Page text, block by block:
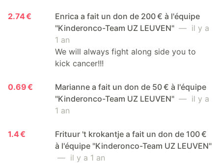
2.74 €
Enrica a fait un don de 200 € à l'équipe
"Kinderonco-Team UZ LEUVEN" — il y a
1 an
We will always fight along side you to
kick cancer!!!
0.69 €
Marianne a fait un don de 50 € à l'équipe
"Kinderonco-Team UZ LEUVEN" — il y a
1 an
1.4 €
Frituur 't krokantje a fait un don de 100 €
à l'équipe "Kinderonco-Team UZ LEUVEN"
— il y a 1 an